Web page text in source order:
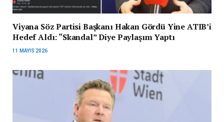
Viyana Söz Partisi Başkanı Hakan Gördü Yine ATIB’i
Hedef Aldı: “Skandal” Diye Paylaşım Yaptı
11 MAYIS 2026